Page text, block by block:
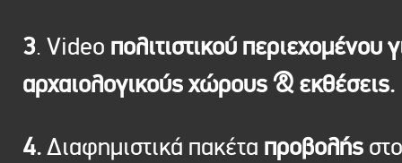
3. Video πολιτιστικού περιεχομένου
αρχαιολογικούς χώρους & εκθέσεις.
4.Διαφημιστικά πακέτα προβολής στο